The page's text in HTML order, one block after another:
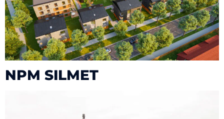
NPM SILMET